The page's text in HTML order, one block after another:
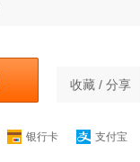
收藏 / 分享
银行卡 支付宝